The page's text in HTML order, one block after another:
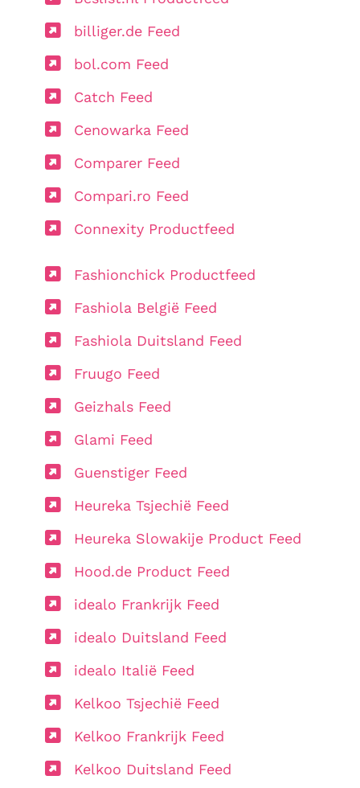
billiger.de Feed
bol.com Feed
Catch Feed
Cenowarka Feed
Comparer Feed
Compari.ro Feed
Connexity Productfeed
Fashionchick Productfeed
Fashiola België Feed
Fashiola Duitsland Feed
Fruugo Feed
Geizhals Feed
Glami Feed
Guenstiger Feed
Heureka Tsjechië Feed
Heureka Slowakije Product Feed
Hood.de Product Feed
idealo Frankrijk Feed
idealo Duitsland Feed
idealo Italië Feed
Kelkoo Tsjechië Feed
Kelkoo Frankrijk Feed
Kelkoo Duitsland Feed